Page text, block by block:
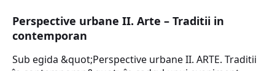
Perspective urbane II. Arte – Traditii in
contemporan
Sub egida &quot;Perspective urbane II. ARTE. Traditii